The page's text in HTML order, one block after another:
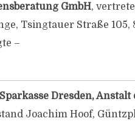
GmbH,
Tsingtauer Straße 105,
–
Dresden,
Joachim Hoof,